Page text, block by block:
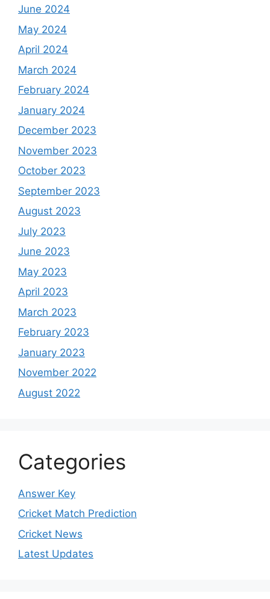
June 2024
May 2024
April 2024
March 2024
February 2024
January 2024
December 2023
November 2023
October 2023
September 2023
August 2023
July 2023
June 2023
May 2023
April 2023
March 2023
February 2023
January 2023
November 2022
August 2022
Categories
Answer Key
Cricket Match Prediction
Cricket News
Latest Updates